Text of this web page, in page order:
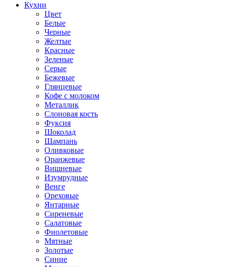
Кухни
Цвет
Белые
Черные
Желтые
Красные
Зеленые
Серые
Бежевые
Глянцевые
Кофе с молоком
Металлик
Слоновая кость
Фуксия
Шоколад
Шампань
Оливковые
Оранжевые
Вишневые
Изумрудные
Венге
Ореховые
Янтарные
Сиреневые
Салатовые
Фиолетовые
Мятные
Золотые
Синие